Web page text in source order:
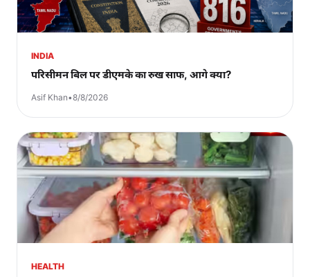
INDIA
परिसीमन बिल पर डीएमके का रुख साफ, आगे क्या?
Asif Khan•8/8/2026
HEALTH